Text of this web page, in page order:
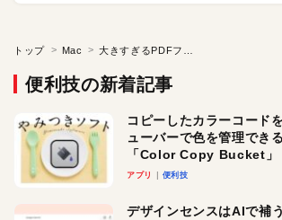
トップ Mac
便利技の新着記事
コピーしたカラーコード
ューバーで色を管理でき
「Color Copy Bucket」
アプリ 便利技
デザインセンスはAIで補